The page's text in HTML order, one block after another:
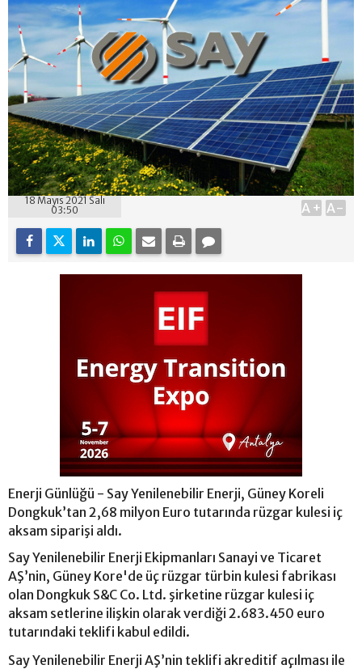
18 Mayıs 2021 Salı
03:50
A+ A-
Enerji Günlüğü - Say Yenilenebilir Enerji, Güney Koreli
Dongkuk’tan 2,68 milyon Euro tutarında rüzgar kulesi iç
aksam siparişi aldı.
Say Yenilenebilir Enerji Ekipmanları Sanayi ve Ticaret
AŞ’nin, Güney Kore'de üç rüzgar türbin kulesi fabrikası
olan Dongkuk S&C Co. Ltd. şirketine rüzgar kulesi iç
aksam setlerine ilişkin olarak verdiği 2.683.450 euro
tutarındaki teklifi kabul edildi.
Say Yenilenebilir Enerji AŞ’nin teklifi akreditif açılması ile